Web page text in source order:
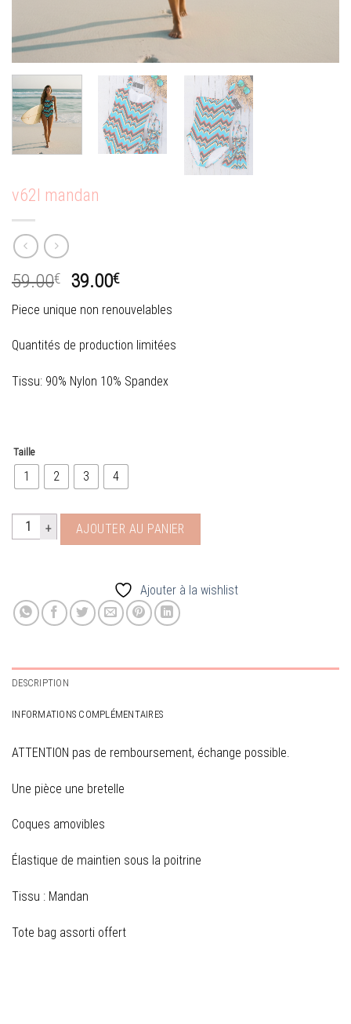
v62l mandan
59.00€
Le
initial
était :
59.00€.
39.00€Le
actuel
est :
39.00€.
Piece unique non renouvelables
Quantités de production limitées
Tissu: 90% Nylon 10% Spandex
Taille
1 2 3 4
quantité de v62l mandanAJOUTER AU PANIER
Ajouter à la wishlist
DESCRIPTION
INFORMATIONS COMPLÉMENTAIRES
ATTENTION pas de remboursement, échange possible.
Une pièce une bretelle
Coques amovibles
Élastique de maintien sous la poitrine
Tissu : Mandan
Tote bag assorti offert